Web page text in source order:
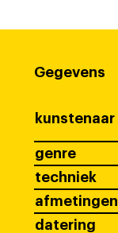
Gegevens
kunstenaar
genre
techniek
afmetingen
datering